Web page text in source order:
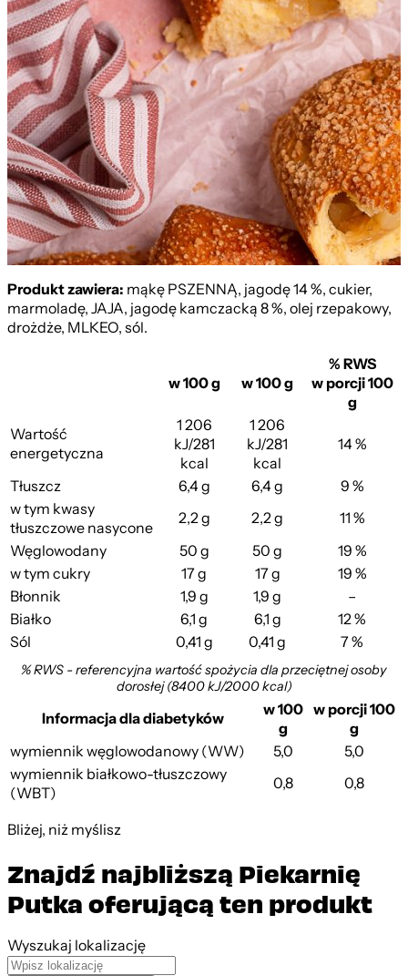
z Jabłkiem
Produkt zawiera: mąkę PSZENNĄ, jagodę 14 %, cukier,
marmoladę, JAJA, jagodę kamczacką 8 %, olej rzepakowy,
drożdże, MLKEO, sól.
w 100 g w 100 g
% RWS
w porcji 100
g
Wartość
energetyczna
1 206
kJ/281
kcal
1 206
kJ/281
kcal
14 %
Tłuszcz 6,4 g 6,4 g
9 %
w tym kwasy
tłuszczowe nasycone
2,2 g 2,2 g
11 %
Węglowodany
50 g 50 g
19 %
w tym cukry
17 g 17 g
19 %
Błonnik
1,9 g 1,9 g
–
Białko
6,1 g 6,1 g
12 %
Sól
0,41 g 0,41 g 7 %
% RWS - referencyjna wartość spożycia dla przeciętnej osoby
dorosłej (8400 kJ/2000 kcal)
Informacja dla diabetyków
w 100
g
w porcji 100
g
wymiennik węglowodanowy (WW)
5,0
5,0
wymiennik białkowo-tłuszczowy
(WBT)
0,8 0,8
Bliżej, niż myślisz
Znajdź najbliższą Piekarnię
Putka oferującą ten produkt
Wyszukaj lokalizację